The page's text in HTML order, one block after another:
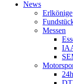
News
Erlkönige
Messen